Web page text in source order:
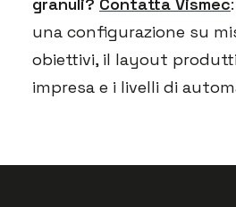
una configurazione su
obiettivi, il layout
impresa e i livelli di